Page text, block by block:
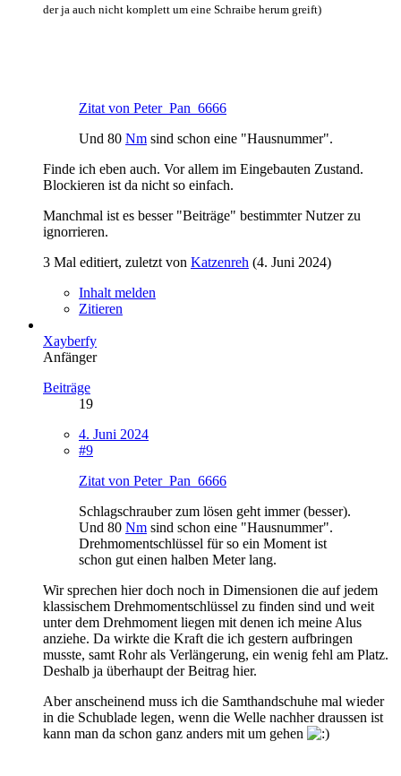
der ja auch nicht komplett um eine Schraibe herum greift)
Zitat von Peter_Pan_6666
Und 80 Nm sind schon eine "Hausnummer".
Finde ich eben auch. Vor allem im Eingebauten Zustand.
Blockieren ist da nicht so einfach.
Manchmal ist es besser "Beiträge" bestimmter Nutzer zu
ignorrieren.
3 Mal editiert, zuletzt von Katzenreh (4. Juni 2024)
Inhalt melden
Zitieren
Xayberfy
Anfänger
Beiträge
19
4. Juni 2024
#9
Zitat von Peter_Pan_6666
Schlagschrauber zum lösen geht immer (besser).
Und 80 Nm sind schon eine "Hausnummer".
Drehmomentschlüssel für so ein Moment ist
schon gut einen halben Meter lang.
Wir sprechen hier doch noch in Dimensionen die auf jedem
klassischem Drehmomentschlüssel zu finden sind und weit
unter dem Drehmoment liegen mit denen ich meine Alus
anziehe. Da wirkte die Kraft die ich gestern aufbringen
musste, samt Rohr als Verlängerung, ein wenig fehl am Platz.
Deshalb ja überhaupt der Beitrag hier.
Aber anscheinend muss ich die Samthandschuhe mal wieder
in die Schublade legen, wenn die Welle nachher draussen ist
kann man da schon ganz anders mit um gehen